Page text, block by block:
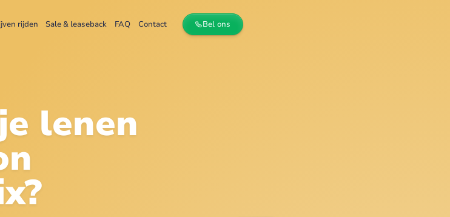
rijden Sale & leaseback FAQ Contact Bel ons
lenen
?